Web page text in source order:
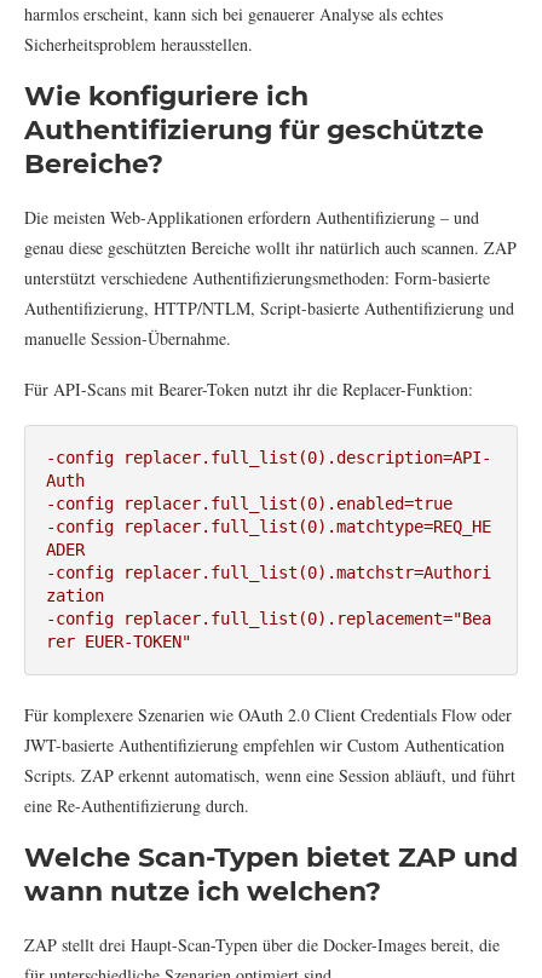
harmlos erscheint, kann sich bei genauerer Analyse als echtes
Sicherheitsproblem herausstellen.
Wie konfiguriere ich
Authentifizierung für geschützte
Bereiche?
Die meisten Web-Applikationen erfordern Authentifizierung – und
genau diese geschützten Bereiche wollt ihr natürlich auch scannen. ZAP
unterstützt verschiedene Authentifizierungsmethoden: Form-basierte
Authentifizierung, HTTP/NTLM, Script-basierte Authentifizierung und
manuelle Session-Übernahme.
Für API-Scans mit Bearer-Token nutzt ihr die Replacer-Funktion:
-config replacer.full_list(0).description=API-
Auth
-config replacer.full_list(0).enabled=true
-config replacer.full_list(0).matchtype=REQ_HE
ADER
-config replacer.full_list(0).matchstr=Authori
zation
-config replacer.full_list(0).replacement="Bea
rer EUER-TOKEN"
Für komplexere Szenarien wie OAuth 2.0 Client Credentials Flow oder
JWT-basierte Authentifizierung empfehlen wir Custom Authentication
Scripts. ZAP erkennt automatisch, wenn eine Session abläuft, und führt
eine Re-Authentifizierung durch.
Welche Scan-Typen bietet ZAP und
wann nutze ich welchen?
ZAP stellt drei Haupt-Scan-Typen über die Docker-Images bereit, die